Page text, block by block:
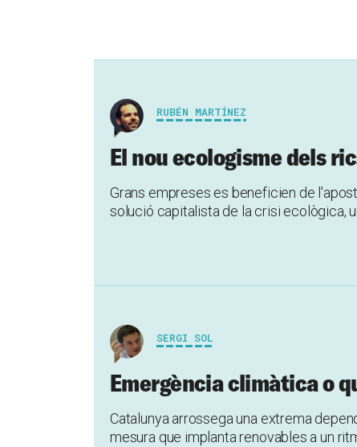
RUBÉN MARTÍNEZ
El nou ecologisme dels
Grans empreses es beneficien de
solució capitalista de la crisi ecològica,
SERGI SOL
Emergència climàtica o
Catalunya arrossega una extrema
mesura que implanta renovables a un